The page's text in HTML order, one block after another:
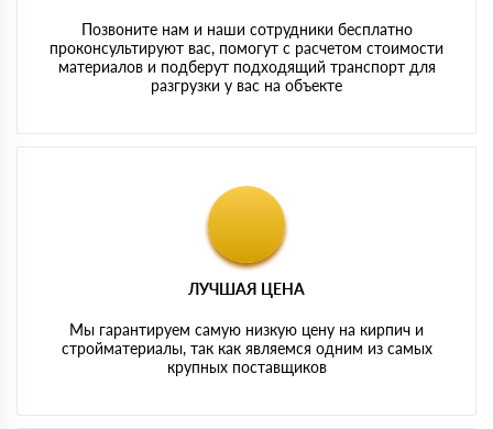
Позвоните нам и наши сотрудники бесплатно
проконсультируют вас, помогут с расчетом стоимости
материалов и подберут подходящий транспорт для
разгрузки у вас на объекте
ЛУЧШАЯ ЦЕНА
Мы гарантируем самую низкую цену на кирпич и
стройматериалы, так как являемся одним из самых
крупных поставщиков